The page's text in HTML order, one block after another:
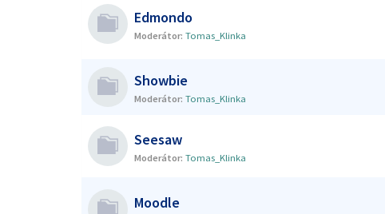
Edmondo
Moderátor: Tomas_Klinka
Showbie
Moderátor: Tomas_Klinka
Seesaw
Moderátor: Tomas_Klinka
Moodle